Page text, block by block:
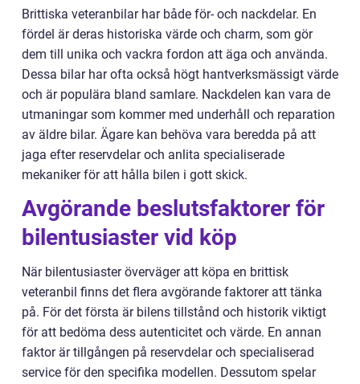
Brittiska veteranbilar har både för- och nackdelar. En
fördel är deras historiska värde och charm, som gör
dem till unika och vackra fordon att äga och använda.
Dessa bilar har ofta också högt hantverksmässigt värde
och är populära bland samlare. Nackdelen kan vara de
utmaningar som kommer med underhåll och reparation
av äldre bilar. Ägare kan behöva vara beredda på att
jaga efter reservdelar och anlita specialiserade
mekaniker för att hålla bilen i gott skick.
Avgörande beslutsfaktorer för
bilentusiaster vid köp
När bilentusiaster överväger att köpa en brittisk
veteranbil finns det flera avgörande faktorer att tänka
på. För det första är bilens tillstånd och historik viktigt
för att bedöma dess autenticitet och värde. En annan
faktor är tillgången på reservdelar och specialiserad
service för den specifika modellen. Dessutom spelar